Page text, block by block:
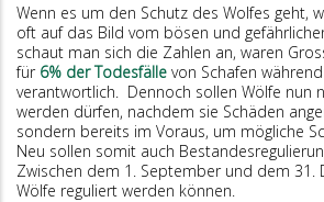
Wenn es um den Schutz des Wolfes geht,
oft auf das Bild vom bösen und
schaut man sich die Zahlen an, waren
für 6% der Todesfälle von Schafen
verantwortlich. Dennoch sollen Wölfe nun
werden dürfen, nachdem sie Schäden
sondern bereits im Voraus, um mögliche
Neu sollen somit auch
Zwischen dem 1. September und dem 31.
Wölfe reguliert werden können.